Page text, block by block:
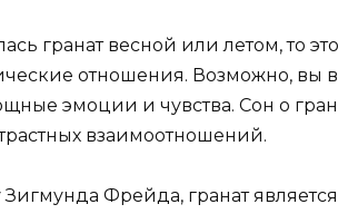
гранат весной или летом, то
отношения. Возможно, вы
эмоции и чувства. Сон о
взаимоотношений.
Зигмунда Фрейда, гранат